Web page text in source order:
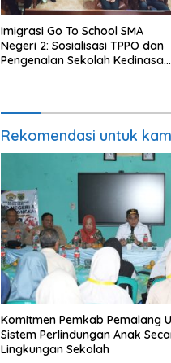
Imigrasi Go To School SMA
Negeri 2: Sosialisasi TPPO dan
Pengenalan Sekolah Kedinasan
Rekomendasi untuk
Komitmen Pemkab Pemalang
Sistem Perlindungan Anak
Lingkungan Sekolah